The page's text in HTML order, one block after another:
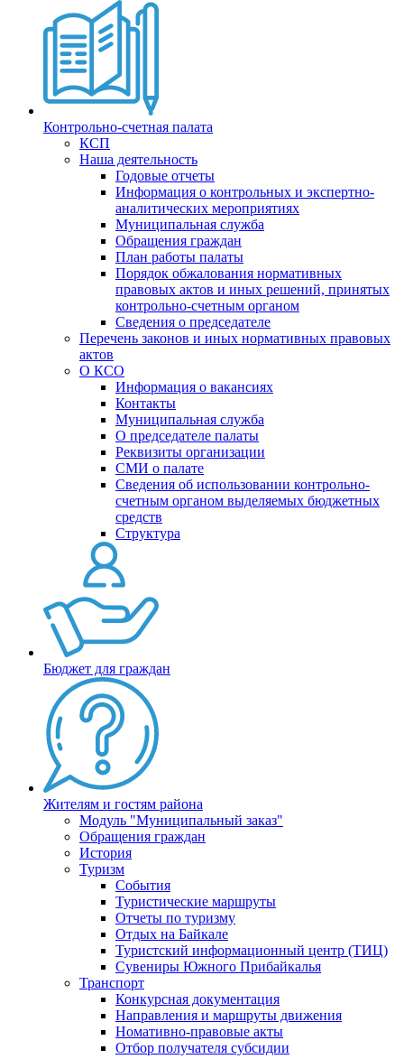
Контрольно-счетная палата
КСП
Наша деятельность
Годовые отчеты
Информация о контрольных и экспертно-
аналитических мероприятиях
Муниципальная служба
Обращения граждан
План работы палаты
Порядок обжалования нормативных
правовых актов и иных решений, принятых
контрольно-счетным органом
Сведения о председателе
Перечень законов и иных нормативных правовых
актов
О КСО
Информация о вакансиях
Контакты
Муниципальная служба
О председателе палаты
Реквизиты организации
СМИ о палате
Сведения об использовании контрольно-
счетным органом выделяемых бюджетных
средств
Структура
Бюджет для граждан
Жителям и гостям района
Модуль "Муниципальный заказ"
Обращения граждан
История
Туризм
События
Туристические маршруты
Отчеты по туризму
Отдых на Байкале
Туристский информационный центр (ТИЦ)
Сувениры Южного Прибайкалья
Транспорт
Конкурсная документация
Направления и маршруты движения
Номативно-правовые акты
Отбор получателя субсидии